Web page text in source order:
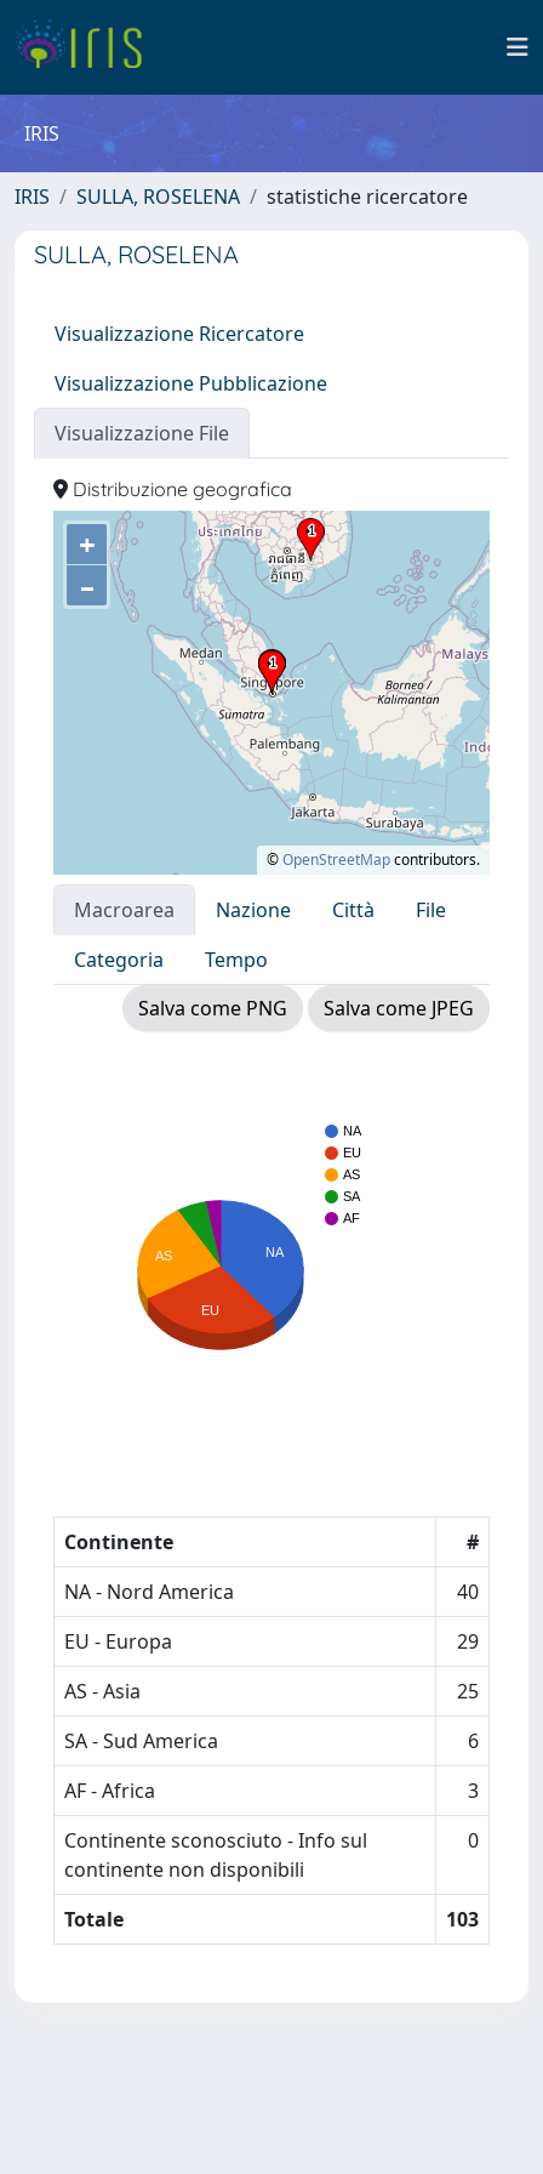
IRIS
IRIS SULLA, ROSELENA statistiche ricercatore
SULLA, ROSELENA
Visualizzazione Ricercatore
Visualizzazione Pubblicazione
Visualizzazione File
Distribuzione geografica
+
–
©OpenStreetMapcontributors.
Macroarea Nazione Città
File
Categoria
Tempo
Salva come PNG
Salva come JPEG
NA
EU
AS
SA
AF
NA
AS
EU
Continente
#
NA - Nord America
40
EU - Europa
29
AS - Asia
25
SA - Sud America
6
AF - Africa
3
Continente sconosciuto - Info sul
continente non disponibili
0
Totale 103